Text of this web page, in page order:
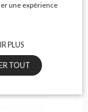
5 grs
une expérience
PLUS
TOUT